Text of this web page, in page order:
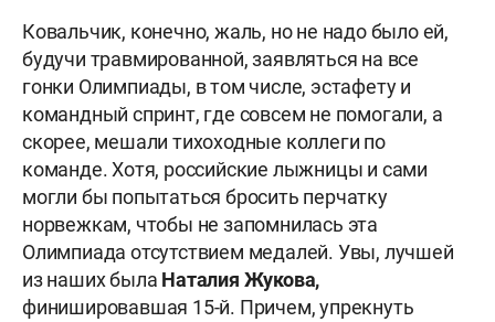
Ковальчик, конечно, жаль, но не надо было ей,
будучи травмированной, заявляться на все
гонки Олимпиады, в том числе, эстафету и
командный спринт, где совсем не помогали, а
скорее, мешали тихоходные коллеги по
команде. Хотя, российские лыжницы и сами
могли бы попытаться бросить перчатку
норвежкам, чтобы не запомнилась эта
Олимпиада отсутствием медалей. Увы, лучшей
из наших была Наталия Жукова,
финишировавшая 15-й. Причем, упрекнуть